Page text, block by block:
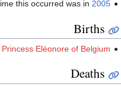
this occurred was in 2005
Births
Princess Eléonore of Belgium
Deaths